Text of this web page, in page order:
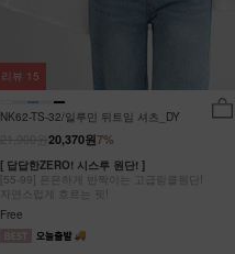
NK62-TS-32/일루민 뒤트임 셔츠_DY
7%
20,370원
[ 답답한ZERO! 시스루 원단! ]
[55-99] 은은하게 반짝이는 고급링클원단!
자연스럽게 흐르는 핏!
Free
리뷰 15